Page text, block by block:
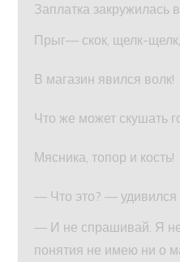
Заплатка закружилась
Прыг— скок, щелк-щелк,
В магазин явился волк!
Что же может скушать
Мясника, топор и кость!
— Что это? —
— И не спрашивай. Я
понятия не имею ни о